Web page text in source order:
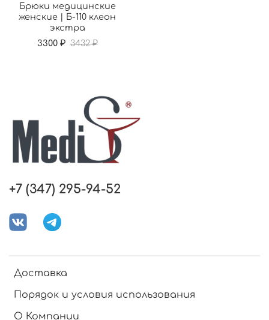
Брюки медицинские
женские | Б-110 клеон
экстра
3300 ₽ 3432 ₽
Доставка
Порядок и условия использования
О Компании
+7 (347) 295-94-52